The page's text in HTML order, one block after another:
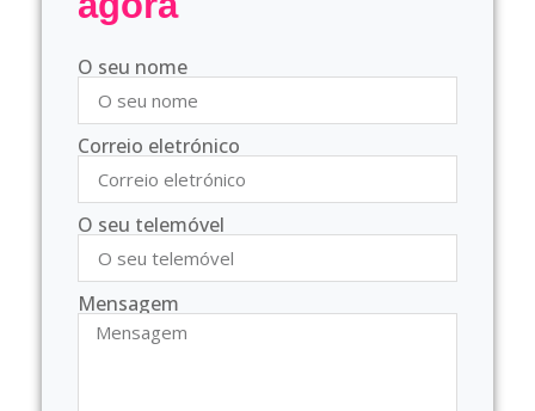
O seu nome
Correio eletrónico
O seu telemóvel
Mensagem